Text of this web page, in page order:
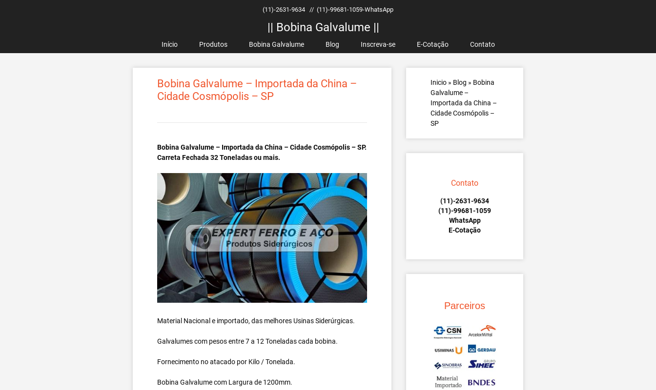
(11)-2631-9634 // (11)-99681-1059-WhatsApp
|| Bobina Galvalume ||
Início Produtos Bobina Galvalume Blog Inscreva-se E-Cotação Contato
Bobina Galvalume – Importada da China –
Cidade Cosmópolis – SP
Bobina Galvalume – Importada da China – Cidade Cosmópolis – SP.
Carreta Fechada 32 Toneladas ou mais.
Material Nacional e importado, das melhores Usinas Siderúrgicas.
Galvalumes com pesos entre 7 a 12 Toneladas cada bobina.
Fornecimento no atacado por Kilo / Tonelada.
Bobina Galvalumecom Largura de 1200mm.
Inicio » Blog » Bobina
Galvalume –
Importada da China –
Cidade Cosmópolis –
SP
Contato
(11)-2631-9634
(11)-99681-1059
WhatsApp
E-Cotação
Parceiros